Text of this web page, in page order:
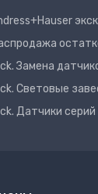
Замена
Световые
Датчики серий